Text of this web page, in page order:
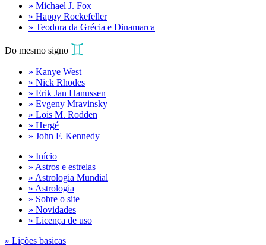
» Michael J. Fox
» Happy Rockefeller
» Teodora da Grécia e Dinamarca
Do mesmo signo
» Kanye West
» Nick Rhodes
» Erik Jan Hanussen
» Evgeny Mravinsky
» Lois M. Rodden
» Hergé
» John F. Kennedy
» Início
» Astros e estrelas
» Astrologia Mundial
» Astrologia
» Sobre o site
» Novidades
» Licença de uso
» Lições basicas